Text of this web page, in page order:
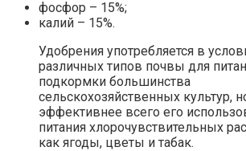
фосфор – 15%;
калий – 15%.
Удобрения употребляется в
различных типов почвы для
подкормки большинства
сельскохозяйственных культур,
эффективнее всего его
питания хлорочувствительных
как ягоды, цветы и табак.